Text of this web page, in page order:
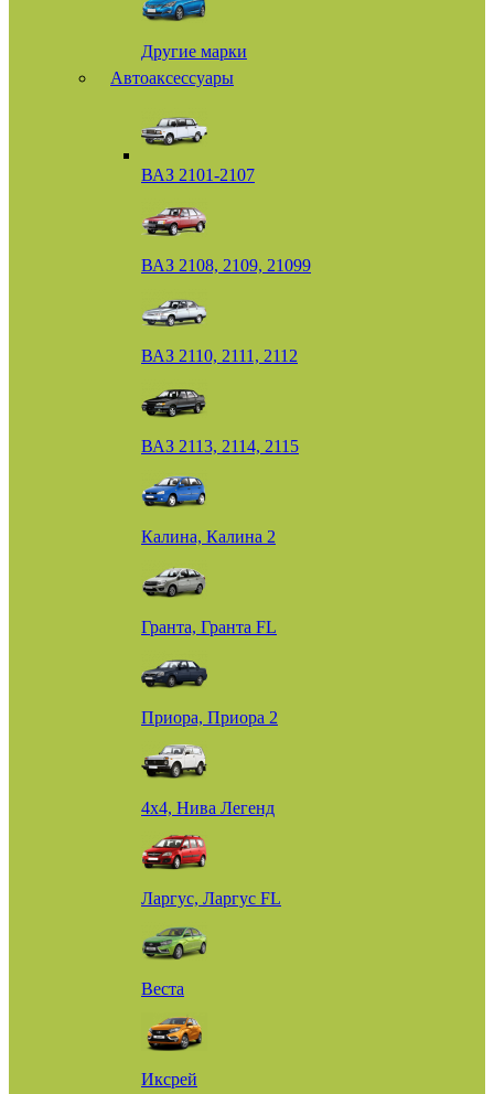
Другие марки
Автоаксессуары
ВАЗ 2101-2107
ВАЗ 2108, 2109, 21099
ВАЗ 2110, 2111, 2112
ВАЗ 2113, 2114, 2115
Калина, Калина 2
Гранта, Гранта FL
Приора, Приора 2
4х4, Нива Легенд
Ларгус, Ларгус FL
Веста
Иксрей